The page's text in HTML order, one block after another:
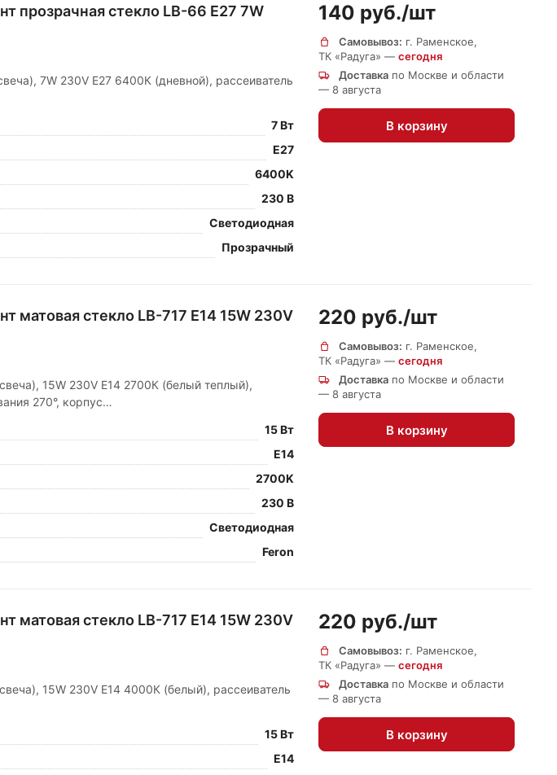
прозрачная стекло LB-66 E27 7W
7W 230V E27 6400К (дневной), рассеиватель
7 Вт
E27
6400K
230 В
Светодиодная
Прозрачный
140 руб./шт
Самовывоз: г. Раменское,
ТК «Радуга» — сегодня
Доставка по Москве и области
— 8 августа
В корзину
матовая стекло LB-717 E14 15W 230V
15W 230V E14 2700К (белый теплый),
270°, корпус…
15 Вт
E14
2700K
230 В
Светодиодная
Feron
220 руб./шт
Самовывоз: г. Раменское,
ТК «Радуга» — сегодня
Доставка по Москве и области
— 8 августа
В корзину
матовая стекло LB-717 E14 15W 230V
15W 230V E14 4000К (белый), рассеиватель
15 Вт
E14
220 руб./шт
Самовывоз: г. Раменское,
ТК «Радуга» — сегодня
Доставка по Москве и области
— 8 августа
В корзину